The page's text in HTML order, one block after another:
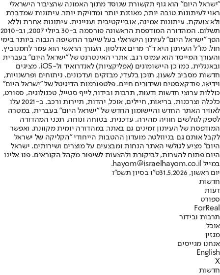
"ישראל היום" הוא גוף תקשורת שנוסד מתוך האמונה שהציבור הישראלי
ראוי לעיתונות טובה יותר, מאוזנת יותר ומדויקת יותר. עיתונות שמדברת
ולא צועקת. עיתונות אמינה, אובייקטיבית ועניינית. עיתונות אחרת וללא
תשלום. המהדורה המודפסת הראשונה פורסמה ב-30 ביולי 2007, וב-2010
הפך "ישראל היום" לעיתון הישראלי בעל שיעור החשיפה הגבוה ביותר בימי
חול. מו"ל העיתון היא ד"ר מרים אדלסון. העורך הראשי הוא עמר לחמנוביץ,
והעורך המייסד הוא עמוס רגב. אתרי האינטרנט של "ישראל היום" בעברית
ובאנגלית, כמו כן היישומונים (אפליקציות) לאנדרואיד ול-iOS, מציגים
חדשות מסביב לשעון, תוכן בלעדי, מבזקים ועדכונים, ניתוחים ופרשנויות,
וידיאו, פודקאסטים ושידורים חיים. פלטפורמות הדיגיטל של "ישראל היום"
כוללות ערוצי חדשות ודעות, תרבות ובידור, לייף סטייל, טכנולוגיה, ספורט,
כלכלה וצרכנות, בריאות, חיילים, אוכל, יהדות, תיירות ורכב. ב-2021 עלו
לאוויר האתר החדש והיישומון החדש של "ישראל היום" בעברית, במטרה
לספק לגולשים חוויה מהירה, עדכנית, בטוחה ונוחה. תכני המהדורה
המודפסת של העיתון זמינים גם באתר, במהדורה יומית מקוונת, ואפשר
לקבל אותם גם בניוזלטר. מועדון ההטבות הייחודי "הקליקה של ישראל
היום" מציע לגולשי האתר הנחות ומבצעים על מוצרים ושירותים. ישראל
היום פתוח להערות, לביקורת ולהצעות לשיפור מקהל הקוראים. פנו אלינו
במייל hayom@israelhayom.co.il.
יום ראשון, 31.5.2026
ט"ו בסיון תשפ"ו
חדשות
דעות
ספורט
ForReal
תרבות ובידור
אוכל
מגזין
אנחנו מגייסים
English
X
חדשות